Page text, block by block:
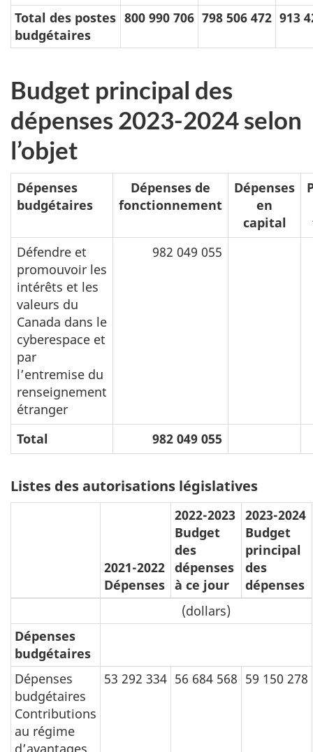
Total des postes
budgétaires
800 990 706 798 506 472 913
Budget principal des
dépenses 2023-2024 selon
l’objet
Dépenses
budgétaires
Dépenses de
fonctionnement
Dépenses
en
capital
Défendre et
promouvoir les
intérêts et les
valeurs du
Canada dans le
cyberespace et
par
l’entremise du
renseignement
étranger
982 049 055
Total 982 049 055
Listes des autorisations législatives
2021-2022
Dépenses
2022-2023
Budget
des
dépenses
à ce jour
2023-2024
Budget
principal
des
dépenses
(dollars)
Dépenses
budgétaires
Dépenses
budgétaires
Contributions
au régime
d’avantages
53 292 334 56 684 568 59 150 278